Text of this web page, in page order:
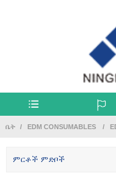
ቤት EDM CONSUMABLES
ምርቶች ምድቦች